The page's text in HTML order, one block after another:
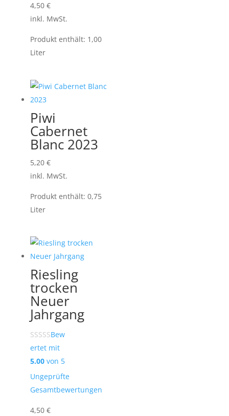
4,50 €
inkl. MwSt.
Produkt enthält: 1,00
Liter
Piwi
Cabernet
Blanc 2023
5,20 €
inkl. MwSt.
Produkt enthält: 0,75
Liter
Riesling
trocken
Neuer
Jahrgang
Bew
ertet mit
5.00von 5
Ungeprüfte
Gesamtbewertungen
4,50 €